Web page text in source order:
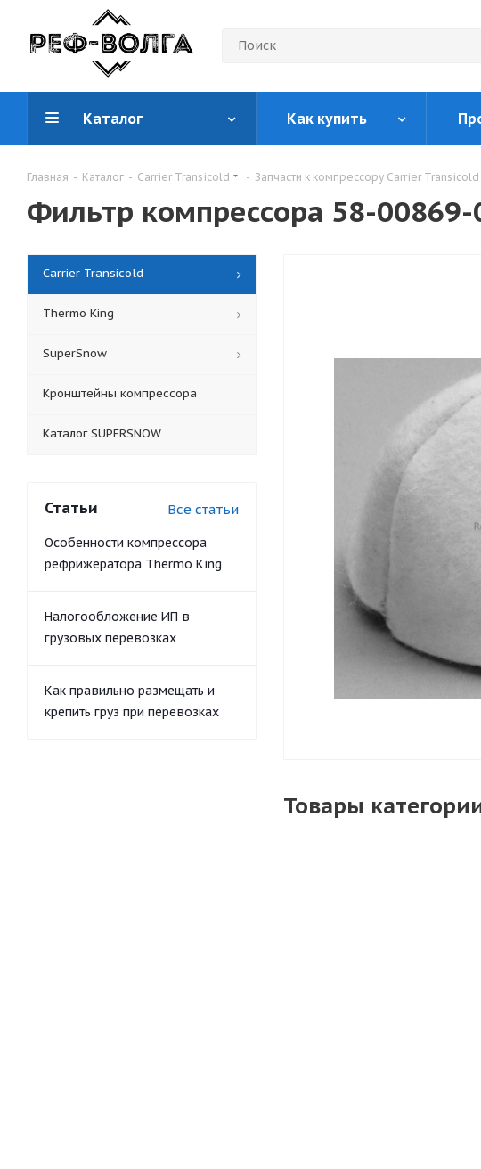
Каталог Как купить
Главная - Каталог - Carrier Transicold - Запчасти к компрессору Carrier Transicold
Фильтр компрессора 58-00869-
Товары
Carrier Transicold
Thermo King
SuperSnow
Кронштейны компрессора
Каталог SUPERSNOW
Статьи Все статьи
Особенности компрессора
рефрижератора Thermo King
Налогообложение ИП в
грузовых перевозках
Как правильно размещать и
крепить груз при перевозках